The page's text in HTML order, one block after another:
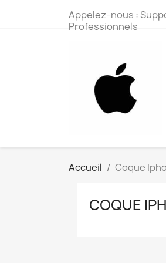
Appelez-nous :
Professionnels
Accueil Coque
COQUE